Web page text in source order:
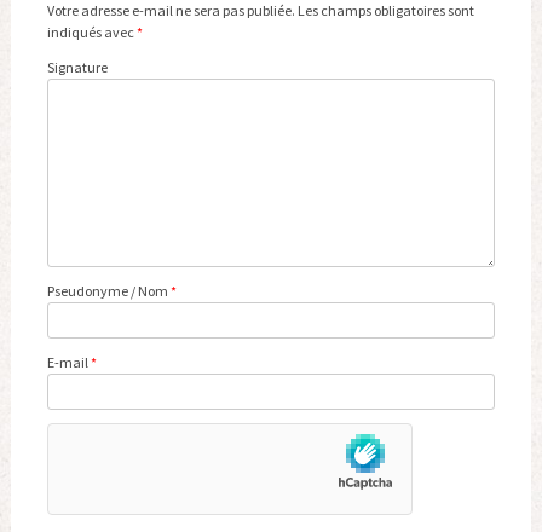
Votre adresse e-mail ne sera pas publiée. Les champs obligatoires sont
indiqués avec*
Signature
Pseudonyme / Nom *
E-mail*